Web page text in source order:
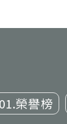
01.榮譽榜